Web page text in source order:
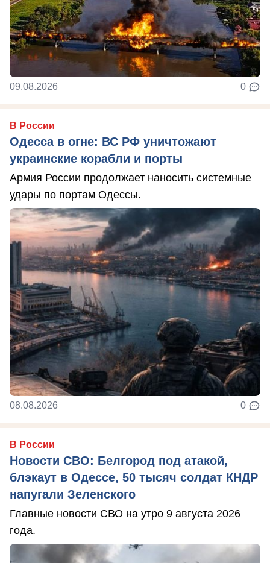
09.08.2026 0
В России
Одесса в огне: ВС РФ уничтожают
украинские корабли и порты
Армия России продолжает наносить системные
удары по портам Одессы.
08.08.2026 0
В России
Новости СВО: Белгород под атакой,
блэкаут в Одессе, 50 тысяч солдат КНДР
напугали Зеленского
Главные новости СВО на утро 9 августа 2026
года.